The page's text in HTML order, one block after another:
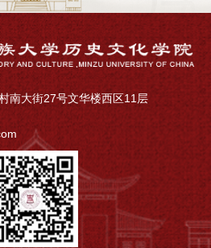
南大街27号文华楼西区11层